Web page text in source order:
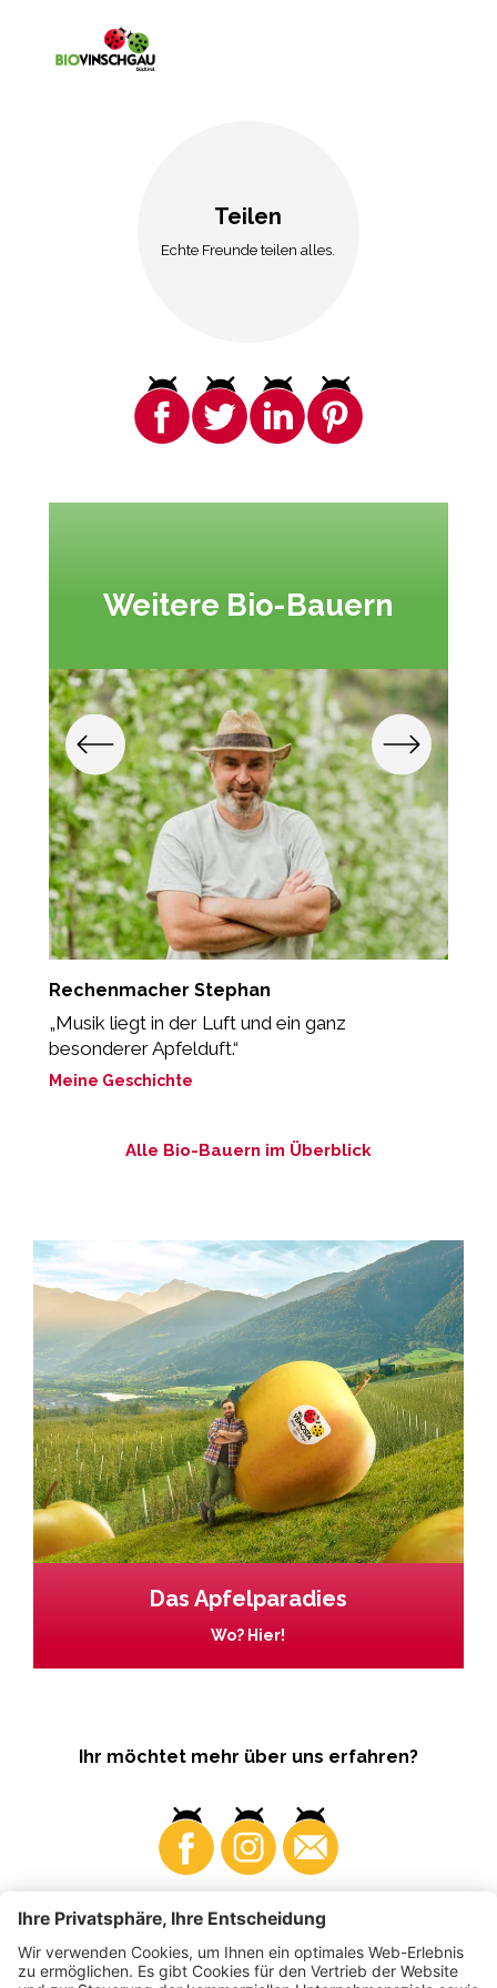
Teilen
Echte Freunde teilen alles.
Weitere Bio-Bauern
Rechenmacher Stephan
„Musik liegt in der Luft und ein ganz
besonderer Apfelduft.“
Meine Geschichte
Alle Bio-Bauern im Überblick
Das Apfelparadies
Wo? Hier!
Ihr möchtet mehr über uns erfahren?
Business Produzenten